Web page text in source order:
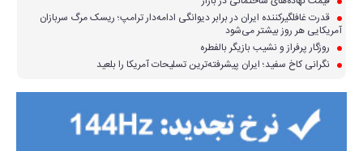
قدرت غافلگیرکننده ایران در برابر دیوانگی ادامه‌دار ترامپ؛ ریسک مرگ سربازان
آمریکایی هر روز بیشتر می‌شود
روزگار پرفراز و نشیب بازیگر بالفطره
نگرانی کاخ سفید؛ ایران پیشرفته‌ترین تسلیحات آمریکا را بلعید